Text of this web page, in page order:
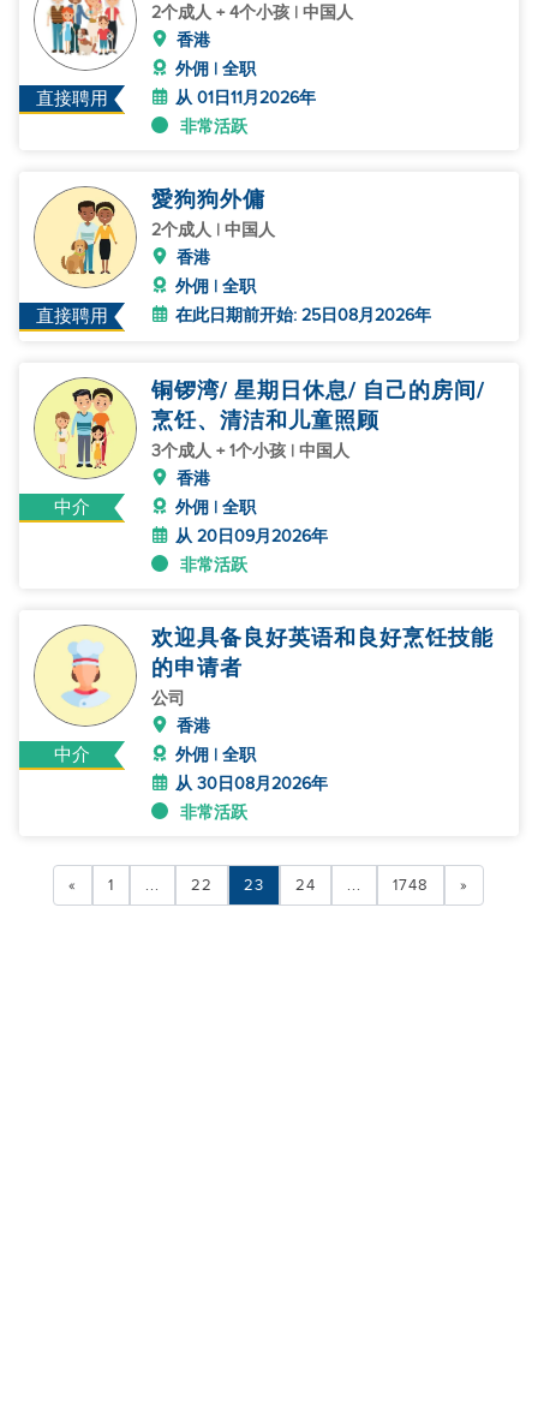
直接聘用
2个成人 + 4个小孩 | 中国人
香港
外佣 | 全职
从 01日11月2026年
非常活跃
直接聘用
愛狗狗外傭
2个成人 | 中国人
香港
外佣 | 全职
在此日期前开始: 25日08月2026年
中介
铜锣湾/ 星期日休息/ 自己的房间/
烹饪、清洁和儿童照顾
3个成人 + 1个小孩 | 中国人
香港
外佣 | 全职
从 20日09月2026年
非常活跃
中介
欢迎具备良好英语和良好烹饪技能
的申请者
公司
香港
外佣 | 全职
从 30日08月2026年
非常活跃
« 1 ... 22 23 24 ... 1748 »